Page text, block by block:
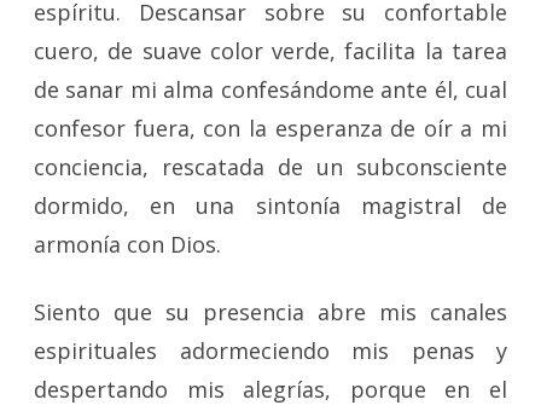
espíritu. Descansar sobre su confortable
cuero, de suave color verde, facilita la tarea
de sanar mi alma confesándome ante él, cual
confesor fuera, con la esperanza de oír a mi
conciencia, rescatada de un subconsciente
dormido, en una sintonía magistral de
armonía con Dios.
Siento que su presencia abre mis canales
espirituales adormeciendo mis penas y
despertando mis alegrías, porque en el